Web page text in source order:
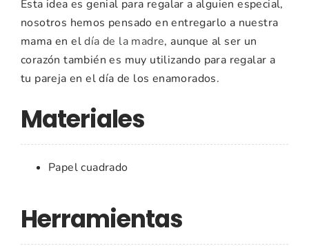
Esta idea es genial para regalar a alguien especial,
nosotros hemos pensado en entregarlo a nuestra
mama en eldía de la madre, aunque al ser un
corazón también es muy utilizando para regalar a
tu pareja en el día de los enamorados.
Materiales
Papel cuadrado
Herramientas